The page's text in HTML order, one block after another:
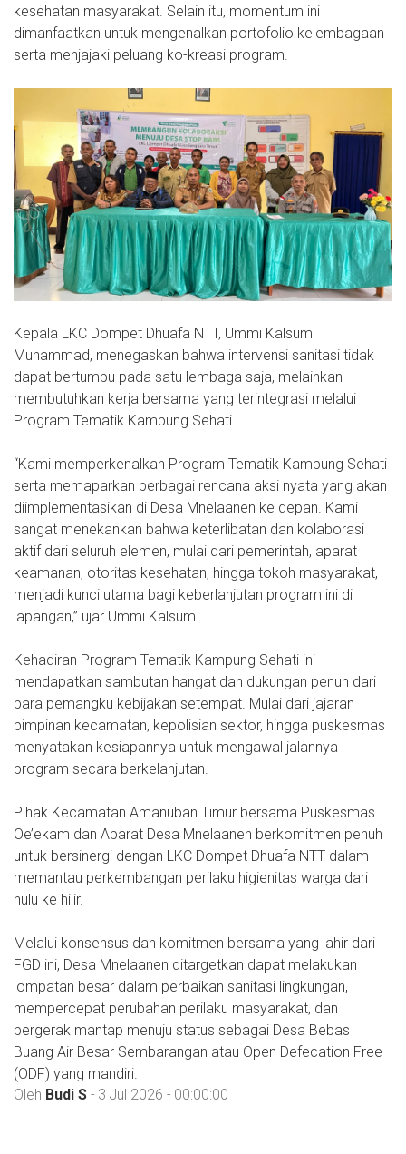
kesehatan masyarakat. Selain itu, momentum ini
dimanfaatkan untuk mengenalkan portofolio kelembagaan
serta menjajaki peluang ko-kreasi program.
Kepala LKC Dompet Dhuafa NTT, Ummi Kalsum
Muhammad, menegaskan bahwa intervensi sanitasi tidak
dapat bertumpu pada satu lembaga saja, melainkan
membutuhkan kerja bersama yang terintegrasi melalui
Program Tematik Kampung Sehati.
“Kami memperkenalkan Program Tematik Kampung Sehati
serta memaparkan berbagai rencana aksi nyata yang akan
diimplementasikan di Desa Mnelaanen ke depan. Kami
sangat menekankan bahwa keterlibatan dan kolaborasi
aktif dari seluruh elemen, mulai dari pemerintah, aparat
keamanan, otoritas kesehatan, hingga tokoh masyarakat,
menjadi kunci utama bagi keberlanjutan program ini di
lapangan,” ujar Ummi Kalsum.
Kehadiran Program Tematik Kampung Sehati ini
mendapatkan sambutan hangat dan dukungan penuh dari
para pemangku kebijakan setempat. Mulai dari jajaran
pimpinan kecamatan, kepolisian sektor, hingga puskesmas
menyatakan kesiapannya untuk mengawal jalannya
program secara berkelanjutan.
Pihak Kecamatan Amanuban Timur bersama Puskesmas
Oe’ekam dan Aparat Desa Mnelaanen berkomitmen penuh
untuk bersinergi dengan LKC Dompet Dhuafa NTT dalam
memantau perkembangan perilaku higienitas warga dari
hulu ke hilir.
Melalui konsensus dan komitmen bersama yang lahir dari
FGD ini, Desa Mnelaanen ditargetkan dapat melakukan
lompatan besar dalam perbaikan sanitasi lingkungan,
mempercepat perubahan perilaku masyarakat, dan
bergerak mantap menuju status sebagai Desa Bebas
Buang Air Besar Sembarangan atau Open Defecation Free
(ODF) yang mandiri.
Oleh Budi S - 3 Jul 2026 - 00:00:00